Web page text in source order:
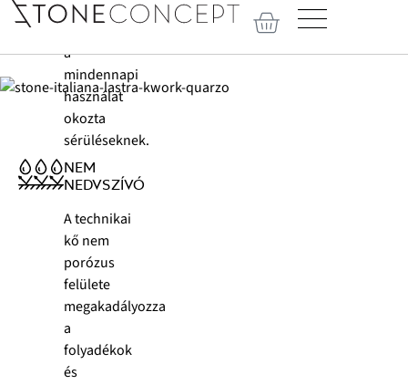
így
a
mindennapi
használat
okozta
sérüléseknek.
NEM
NEDVSZÍVÓ
A technikai
kő nem
porózus
felülete
megakadályozza
a
folyadékok
és